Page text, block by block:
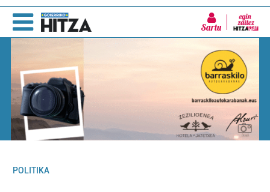
Sartu
POLITIKA